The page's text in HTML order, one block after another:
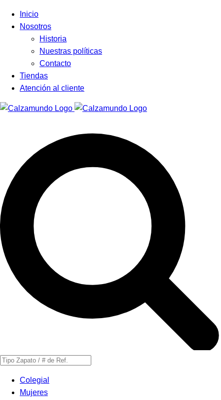
Facebook
Instagram
Tiktok
Inicio
Nosotros
Historia
Nuestras políticas
Contacto
Tiendas
Atención al cliente
Búsqueda
productosColegial
Mujeres